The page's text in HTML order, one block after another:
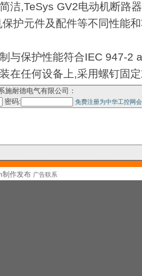
GV2电动机断路器
护元件及配件等不同性能
护性能符合IEC 947-2
何设备上,采用螺钉固定
施耐德电气有限公司：
密码: 免费注册为中华工控网
制作发布 广告联系